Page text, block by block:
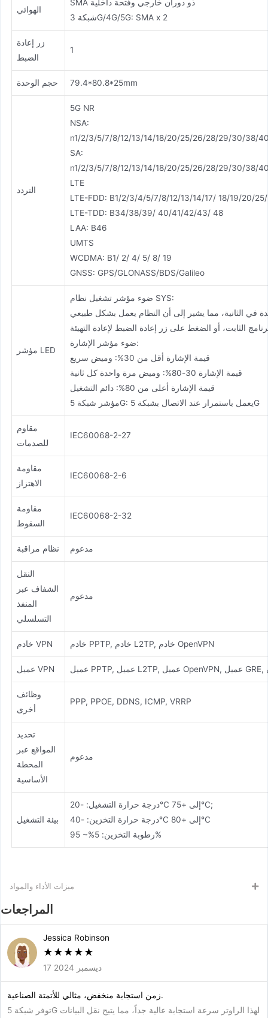
الهوائي
SMA ذو دوران خارجي وفتحة داخلية
شبكة 3G/4G/5G: SMA x 2
زر إعادة
الضبط
1
حجم الوحدة 79.4*80.8*25mm
التردد
5G NR
NSA:
n1/2/3/5/7/8/12/13/14/18/20/25/26/28/29/30/38/
SA:
n1/2/3/5/7/8/12/13/14/18/20/25/26/28/29/30/38/
LTE
LTE-FDD: B1/2/3/4/5/7/8/12/13/14/17/ 18/19/20/
LTE-TDD: B34/38/39/ 40/41/42/43/ 48
LAA: B46
UMTS
WCDMA: B1/ 2/ 4/ 5/ 8/ 19
GNSS: GPS/GLONASS/BDS/Galileo
مؤشر LED
ضوء مؤشر تشغيل نظام SYS:
ضوء مؤشر الإشارة:
قيمة الإشارة أقل من 30%: وميض سريع
قيمة الإشارة 30-80%: وميض مرة واحدة كل ثانية
قيمة الإشارة أعلى من 80%: دائم التشغيل
مؤشر شبكة 5G: يعمل باستمرار عند الاتصال بشبكة 5G
مقاوم
للصدمات
IEC60068-2-27
مقاومة
الاهتزاز
IEC60068-2-6
مقاومة
السقوط
IEC60068-2-32
نظام مراقبة مدعوم
النقل
الشفاف عبر
المنفذ
التسلسلي
مدعوم
خادم VPN خادم PPTP, خادم L2TP, خادم OpenVPN
عميل VPN
وظائف
أخرى
PPP, PPOE, DDNS, ICMP, VRRP
تحديد
المواقع عبر
المحطة
الأساسية
مدعوم
بيئة التشغيل
درجة حرارة التشغيل: -20°C إلى +75°C;
درجة حرارة التخزين: -40°C إلى +80°C
رطوبة التخزين: 5%~ 95%
ميزات الأداء والمواد
المراجعات
Jessica Robinson
★ ★ ★ ★ ★
17 ديسمبر 2024
زمن استجابة منخفض، مثالي للأتمتة الصناعية.
توفر شبكة 5G لهذا الراوتر سرعة استجابة عالية جداً، مما يتيح نقل البيانات